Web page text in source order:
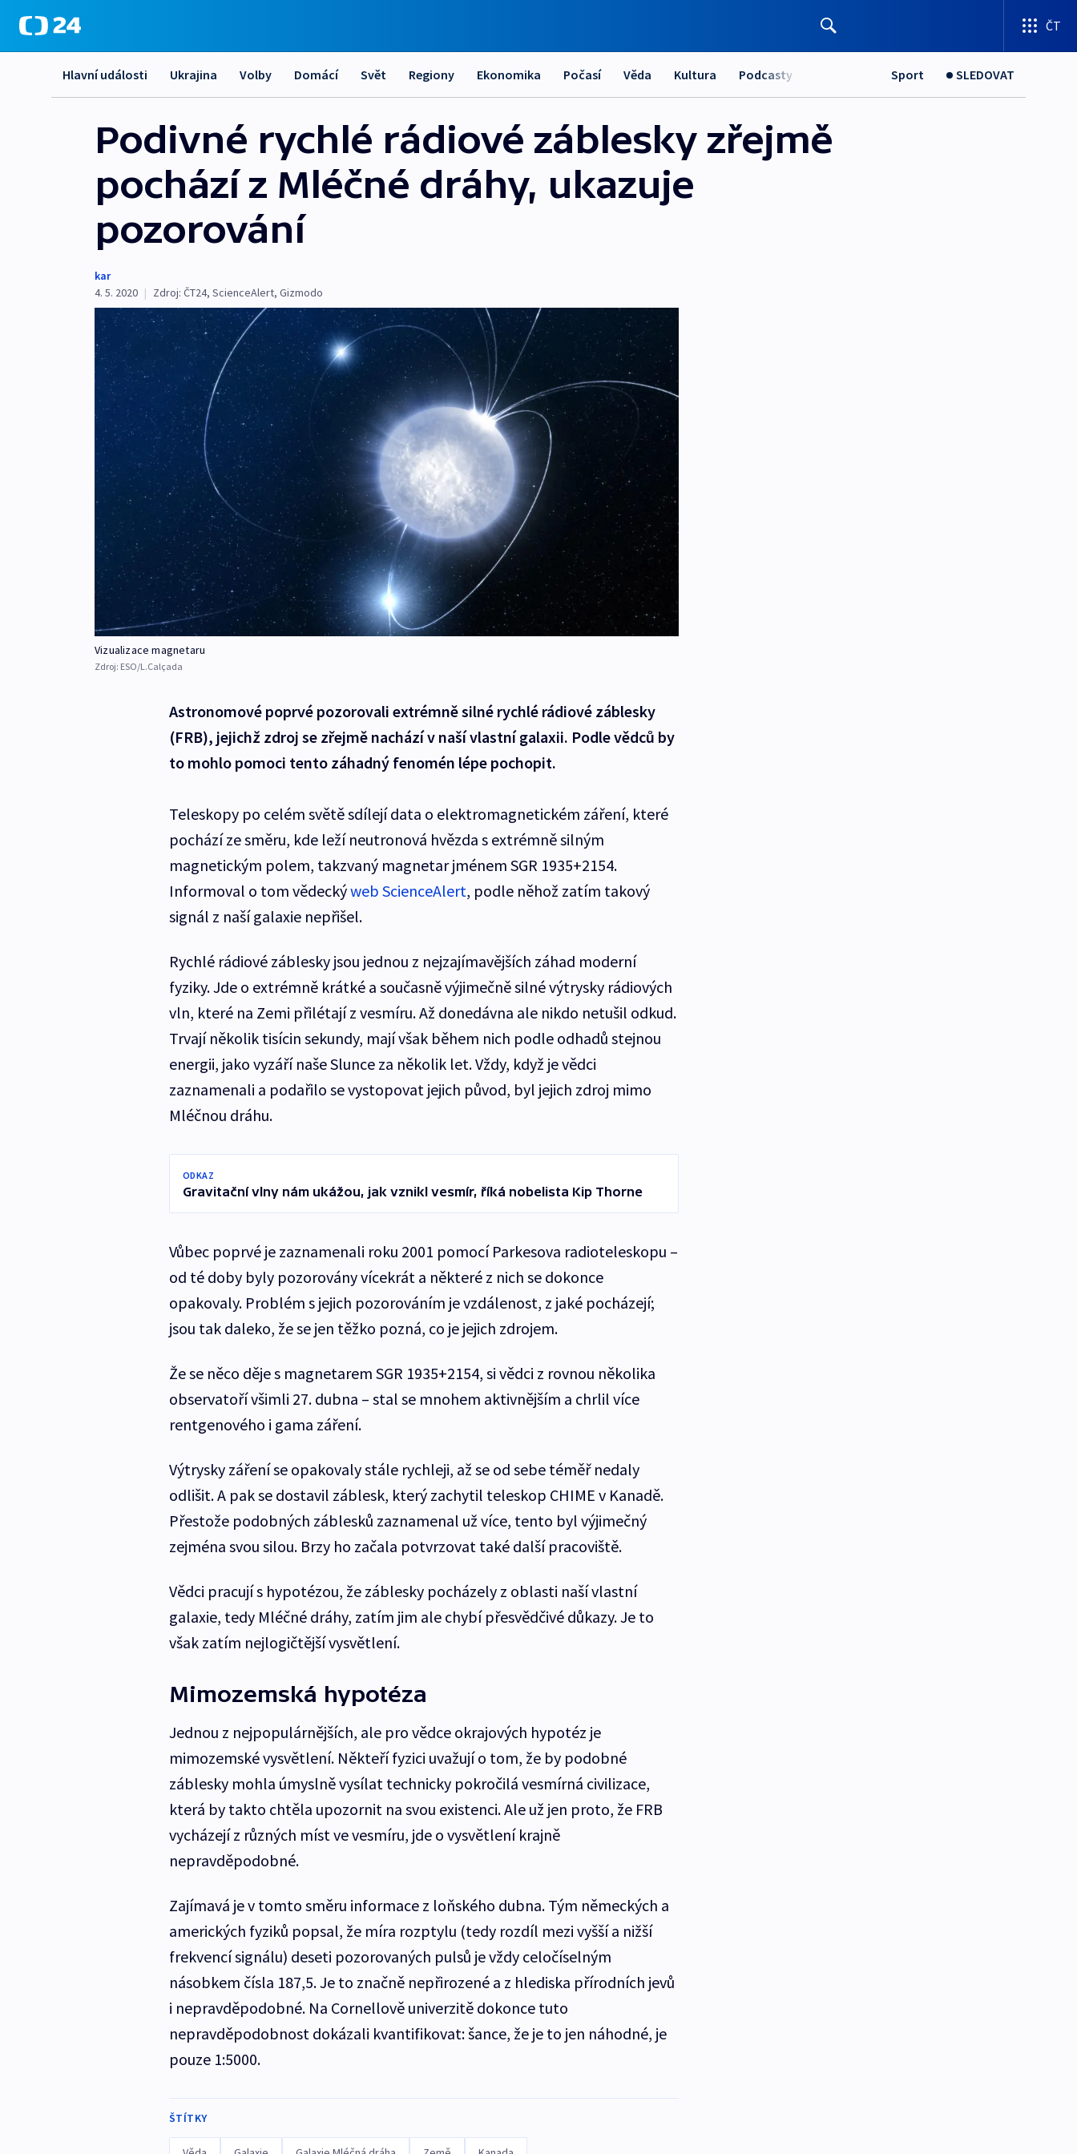
ČT
Hlavní události Ukrajina Volby Domácí Svět Regiony Ekonomika Počasí Věda Kultura Podcasty Sport SLEDOVAT
Podivné rychlé rádiové záblesky zřejmě
pochází z Mléčné dráhy, ukazuje
pozorování
kar
4. 5. 2020 | Zdroj: ČT24, ScienceAlert, Gizmodo
Vizualizace magnetaru
Zdroj: ESO/L.Calçada
Astronomové poprvé pozorovali extrémně silné rychlé rádiové záblesky
(FRB), jejichž zdroj se zřejmě nachází v naší vlastní galaxii. Podle vědců by
to mohlo pomoci tento záhadný fenomén lépe pochopit.
Teleskopy po celém světě sdílejí data o elektromagnetickém záření, které
pochází ze směru, kde leží neutronová hvězda s extrémně silným
magnetickým polem, takzvaný magnetar jménem SGR 1935+2154.
Informoval o tom vědeckýweb ScienceAlert, podle něhož zatím takový
signál z naší galaxie nepřišel.
Rychlé rádiové záblesky jsou jednou z nejzajímavějších záhad moderní
fyziky. Jde o extrémně krátké a současně výjimečně silné výtrysky rádiových
vln, které na Zemi přilétají z vesmíru. Až donedávna ale nikdo netušil odkud.
Trvají několik tisícin sekundy, mají však během nich podle odhadů stejnou
energii, jako vyzáří naše Slunce za několik let. Vždy, když je vědci
zaznamenali a podařilo se vystopovat jejich původ, byl jejich zdroj mimo
Mléčnou dráhu.
ODKAZ
Gravitační vlny nám ukážou, jak vznikl vesmír, říká nobelista Kip Thorne
Vůbec poprvé je zaznamenali roku 2001 pomocí Parkesova radioteleskopu –⁠
od té doby byly pozorovány vícekrát a některé z nich se dokonce
opakovaly. Problém s jejich pozorováním je vzdálenost, z jaké pocházejí;
jsou tak daleko, že se jen těžko pozná, co je jejich zdrojem.
Že se něco děje s magnetarem SGR 1935+2154, si vědci z rovnou několika
observatoří všimli 27. dubna –⁠ stal se mnohem aktivnějším a chrlil více
rentgenového i gama záření.
Výtrysky záření se opakovaly stále rychleji, až se od sebe téměř nedaly
odlišit. A pak se dostavil záblesk, který zachytil teleskop CHIME v Kanadě.
Přestože podobných záblesků zaznamenal už více, tento byl výjimečný
zejména svou silou. Brzy ho začala potvrzovat také další pracoviště.
Vědci pracují s hypotézou, že záblesky pocházely z oblasti naší vlastní
galaxie, tedy Mléčné dráhy, zatím jim ale chybí přesvědčivé důkazy. Je to
však zatím nejlogičtější vysvětlení.
Mimozemská hypotéza
Jednou z nejpopulárnějších, ale pro vědce okrajových hypotéz je
mimozemské vysvětlení. Někteří fyzici uvažují o tom, že by podobné
záblesky mohla úmyslně vysílat technicky pokročilá vesmírná civilizace,
která by takto chtěla upozornit na svou existenci. Ale už jen proto, že FRB
vycházejí z různých míst ve vesmíru, jde o vysvětlení krajně
nepravděpodobné.
Zajímavá je v tomto směru informace z loňského dubna. Tým německých a
amerických fyziků popsal, že míra rozptylu (tedy rozdíl mezi vyšší a nižší
frekvencí signálu) deseti pozorovaných pulsů je vždy celočíselným
násobkem čísla 187,5. Je to značně nepřirozené a z hlediska přírodních jevů
i nepravděpodobné. Na Cornellově univerzitě dokonce tuto
nepravděpodobnost dokázali kvantifikovat: šance, že je to jen náhodné, je
pouze 1:5000.
ŠTÍTKY